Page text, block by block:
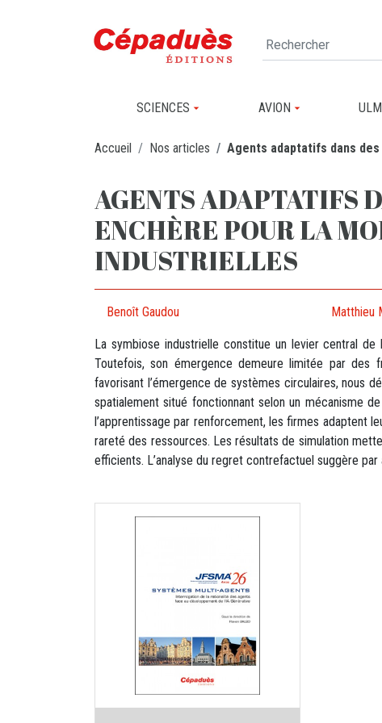
SCIENCES AVION ULM
Accueil Nos articles Agents adaptatifs dans
AGENTS ADAPTATIFS
ENCHÈRE POUR LA
INDUSTRIELLES
Benoît Gaudou Matthieu
La symbiose industrielle constitue un levier central
Toutefois, son émergence demeure limitée par des
favorisant l’émergence de systèmes circulaires, nous
spatialement situé fonctionnant selon un mécanisme
l’apprentissage par renforcement, les firmes adaptent
rareté des ressources. Les résultats de simulation
efficients. L’analyse du regret contrefactuel suggère